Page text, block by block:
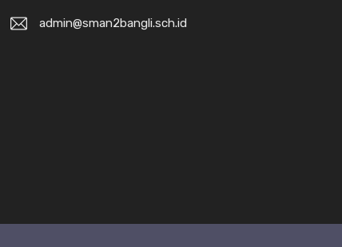
admin@sman2bangli.sch.id